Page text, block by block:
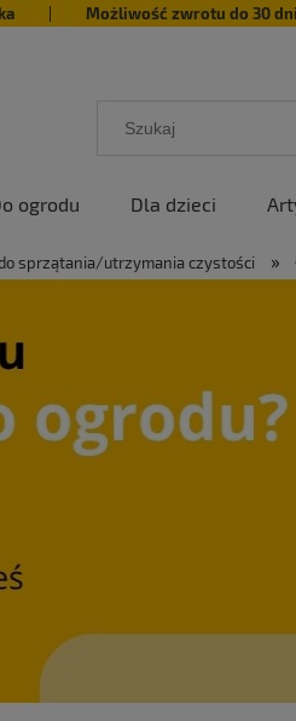
Możliwość zwrotu do 30 dni
ogrodu Dla dzieci
sprzątania/utrzymania czystości »